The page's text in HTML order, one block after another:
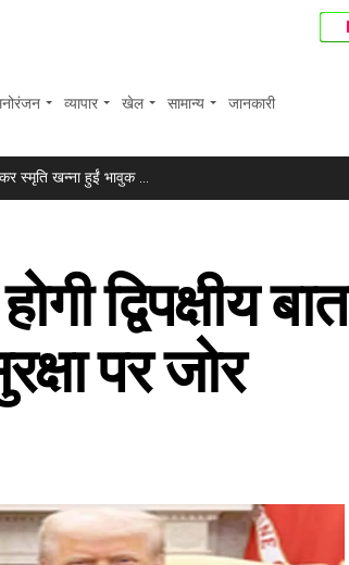
व्यापार खेल सामान्य जानकारी
स्मृति खन्ना हुईं भावुक ...
पर चिपकाया नोटिस ...
प्रकिया ...
हैक ...
पर कुछ खालीपन कभी नहीं भरता” ...
द्विपक्षीय
पर जोर